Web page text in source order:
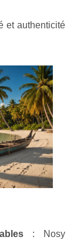
et authenticité
: Nosy